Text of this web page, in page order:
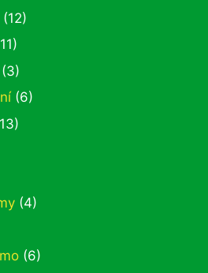
(12)
(3)
(6)
(4)
(6)